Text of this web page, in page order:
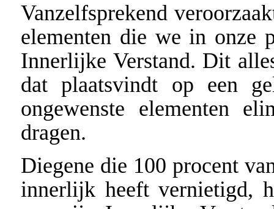
Vanzelfsprekend
elementen die we in onze
Innerlijke Verstand. Dit
dat plaatsvindt op een
ongewenste elementen
dragen.
Diegene die 100 procent
innerlijk heeft vernietigd,